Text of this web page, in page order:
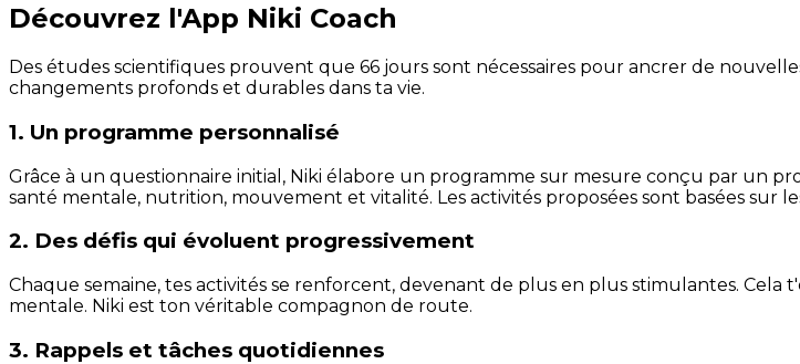
Découvrez l'App Niki Coach
Des études scientifiques prouvent que 66 jours sont nécessaires pour ancrer de
changements profonds et durables dans ta vie.
1. Un programme personnalisé
Grâce à un questionnaire initial, Niki élabore un programme sur mesure conçu par un
santé mentale, nutrition, mouvement et vitalité. Les activités proposées sont basées sur
2. Des défis qui évoluent progressivement
Chaque semaine, tes activités se renforcent, devenant de plus en plus stimulantes.
mentale. Niki est ton véritable compagnon de route.
3. Rappels et tâches quotidiennes